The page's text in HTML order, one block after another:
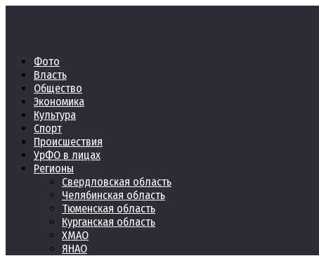
Фото
Власть
Общество
Экономика
Культура
Спорт
Происшествия
УрФО в лицах
Регионы
Свердловская область
Челябинская область
Тюменская область
Курганская область
ХМАО
ЯНАО